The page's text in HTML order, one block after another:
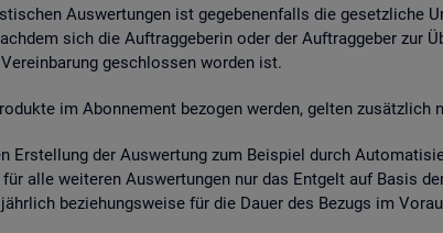
Aus­wer­tun­gen ist ge­ge­be­nen­falls die ge­setz­li­che
sich die Auf­trag­ge­be­rin oder der Auf­trag­ge­ber zur
ge­schlos­sen wor­den ist.
im Abon­ne­ment be­zo­gen wer­den, gel­ten zu­sätz­lich
Er­stel­lung der Aus­wer­tung zum Bei­spiel durch
alle wei­te­ren Aus­wer­tun­gen nur das Ent­gelt auf Basis
be­zie­hungs­wei­se für die Dauer des Be­zugs im